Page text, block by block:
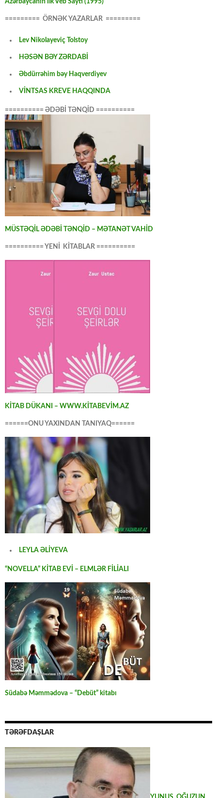
========= ÖRNƏK YAZARLAR =========
Lev Nikolayeviç Tolstoy
HƏSƏN BƏY ZƏRDABİ
Əbdürrəhim bəy Haqverdiyev
VİNTSAS KREVE HAQQINDA
========== ƏDƏBİ TƏNQİD ==========
MÜSTƏQİL ƏDƏBİ TƏNQİD – MƏTANƏT VAHİD
========== YENİ KİTABLAR ==========
KİTAB DÜKANI – WWW.KİTABEVİM.AZ
======ONU YAXINDAN TANIYAQ======
LEYLA ƏLİYEVA
“NOVELLA” KİTAB EVİ – ELMLƏR FİLİALI
Südabə Məmmədova – “Debüt” kitabı
TƏRƏFDAŞLAR